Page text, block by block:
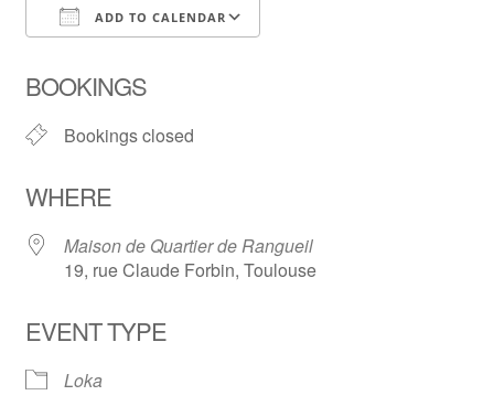
ADD TO CALENDAR
BOOKINGS
Bookings closed
WHERE
Maison de Quartier de Rangueil
19, rue Claude Forbin, Toulouse
EVENT TYPE
Loka